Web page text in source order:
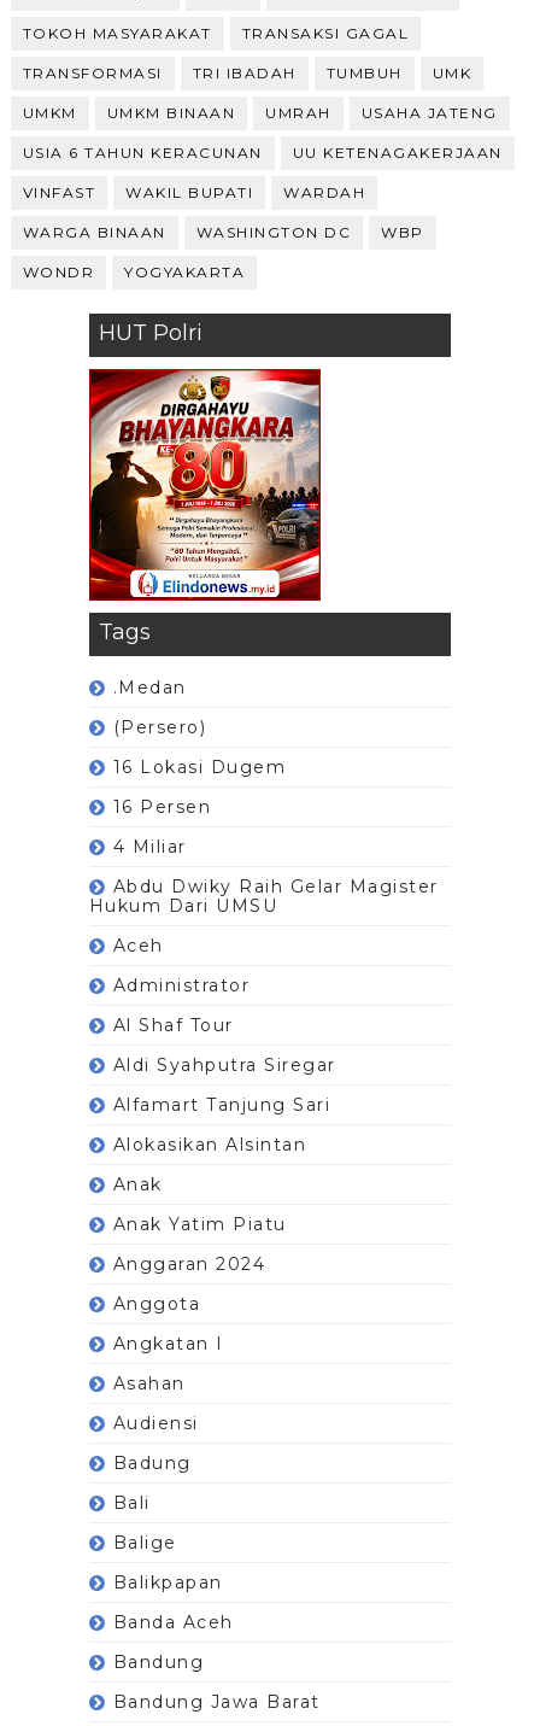
TOKOH MASYARAKAT TRANSAKSI GAGAL
TRANSFORMASI TRI IBADAH TUMBUH UMK
UMKM UMKM BINAAN UMRAH USAHA JATENG
USIA 6 TAHUN KERACUNAN UU KETENAGAKERJAAN
VINFAST WAKIL BUPATI WARDAH
WARGA BINAAN WASHINGTON DC WBP
WONDR YOGYAKARTA
HUT Polri
Tags
.Medan
(Persero)
16 Lokasi Dugem
16 Persen
4 Miliar
Abdu Dwiky Raih Gelar Magister
Hukum Dari UMSU
Aceh
Administrator
Al Shaf Tour
Aldi Syahputra Siregar
Alfamart Tanjung Sari
Alokasikan Alsintan
Anak
Anak Yatim Piatu
Anggaran 2024
Anggota
Angkatan I
Asahan
Audiensi
Badung
Bali
Balige
Balikpapan
Banda Aceh
Bandung
Bandung Jawa Barat